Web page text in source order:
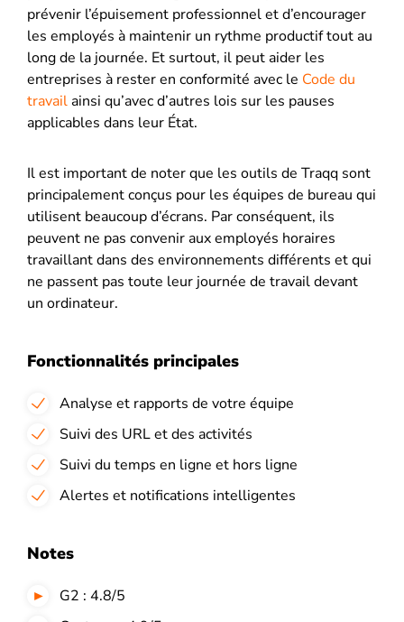
prévenir l’épuisement professionnel et d’encourager
les employés à maintenir un rythme productif tout au
long de la journée. Et surtout, il peut aider les
entreprises à rester en conformité avec le Code du
travailainsi qu’avec d’autres lois sur les pauses
applicables dans leur État.
Il est important de noter que les outils de Traqq sont
principalement conçus pour les équipes de bureau qui
utilisent beaucoup d’écrans. Par conséquent, ils
peuvent ne pas convenir aux employés horaires
travaillant dans des environnements différents et qui
ne passent pas toute leur journée de travail devant
un ordinateur.
Fonctionnalités principales
Analyse et rapports de votre équipe
Suivi des URL et des activités
Suivi du temps en ligne et hors ligne
Alertes et notifications intelligentes
Notes
G2 : 4.8/5